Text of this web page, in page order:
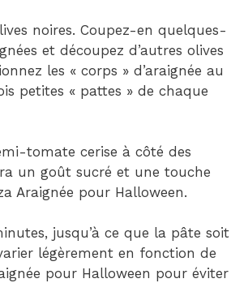
noires. Coupez-en quelques-
et découpez d’autres olives
les « corps » d’araignée au
petites « pattes » de chaque
tomate cerise à côté des
un goût sucré et une touche
Araignée pour Halloween.
jusqu’à ce que la pâte soit
légèrement en fonction de
pour Halloween pour éviter